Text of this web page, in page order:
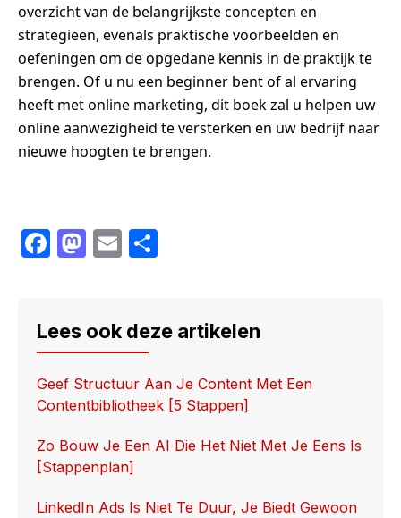
overzicht van de belangrijkste concepten en
strategieën, evenals praktische voorbeelden en
oefeningen om de opgedane kennis in de praktijk te
brengen. Of u nu een beginner bent of al ervaring
heeft met online marketing, dit boek zal u helpen uw
online aanwezigheid te versterken en uw bedrijf naar
nieuwe hoogten te brengen.
F
e
b
o
o
k
M
o
d
o
n
E
e
Lees ook deze artikelen
Geef Structuur Aan Je Content Met Een
Contentbibliotheek [5 Stappen]
Zo Bouw Je Een AI Die Het Niet Met Je Eens Is
[stappenplan]
LinkedIn Ads Is Niet Te Duur, Je Biedt Gewoon